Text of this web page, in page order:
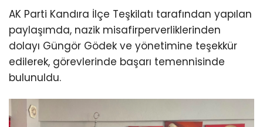
AK Parti Kandıra İlçe Teşkilatı tarafından yapılan
paylaşımda, nazik misafirperverliklerinden
dolayı Güngör Gödek ve yönetimine teşekkür
edilerek, görevlerinde başarı temennisinde
bulunuldu.